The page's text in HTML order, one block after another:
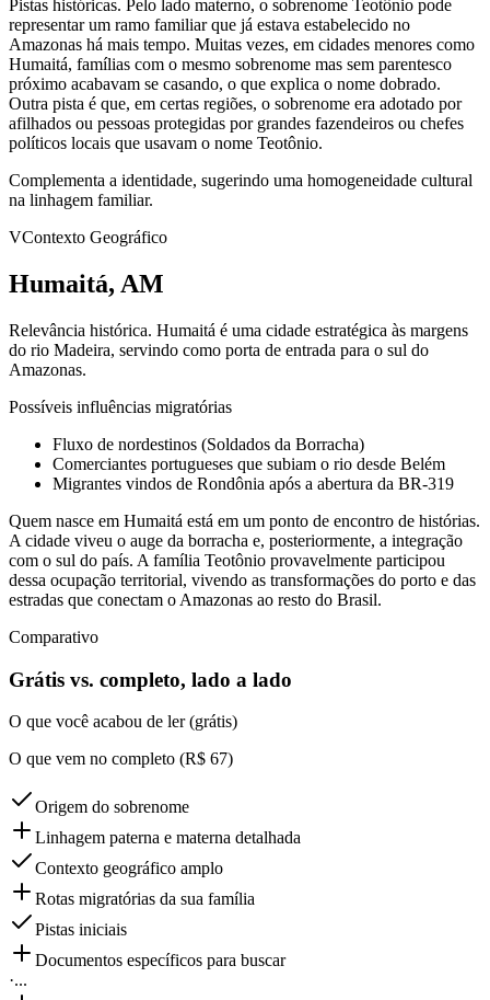
Pistas históricas. Pelo lado materno, o sobrenome Teotônio pode
representar um ramo familiar que já estava estabelecido no
Amazonas há mais tempo. Muitas vezes, em cidades menores como
Humaitá, famílias com o mesmo sobrenome mas sem parentesco
próximo acabavam se casando, o que explica o nome dobrado.
Outra pista é que, em certas regiões, o sobrenome era adotado por
afilhados ou pessoas protegidas por grandes fazendeiros ou chefes
políticos locais que usavam o nome Teotônio.
Complementa a identidade, sugerindo uma homogeneidade cultural
na linhagem familiar.
VContexto Geográfico
Humaitá, AM
Relevância histórica. Humaitá é uma cidade estratégica às margens
do rio Madeira, servindo como porta de entrada para o sul do
Amazonas.
Possíveis influências migratórias
Fluxo de nordestinos (Soldados da Borracha)
Comerciantes portugueses que subiam o rio desde Belém
Migrantes vindos de Rondônia após a abertura da BR-319
Quem nasce em Humaitá está em um ponto de encontro de histórias.
A cidade viveu o auge da borracha e, posteriormente, a integração
com o sul do país. A família Teotônio provavelmente participou
dessa ocupação territorial, vivendo as transformações do porto e das
estradas que conectam o Amazonas ao resto do Brasil.
Comparativo
Grátis vs. completo, lado a lado
O que você acabou de ler (grátis)
O que vem no completo (R$ 67)
Origem do sobrenome
Linhagem paterna e materna detalhada
Contexto geográfico amplo
Rotas migratórias da sua família
Pistas iniciais
Documentos específicos para buscar
·...